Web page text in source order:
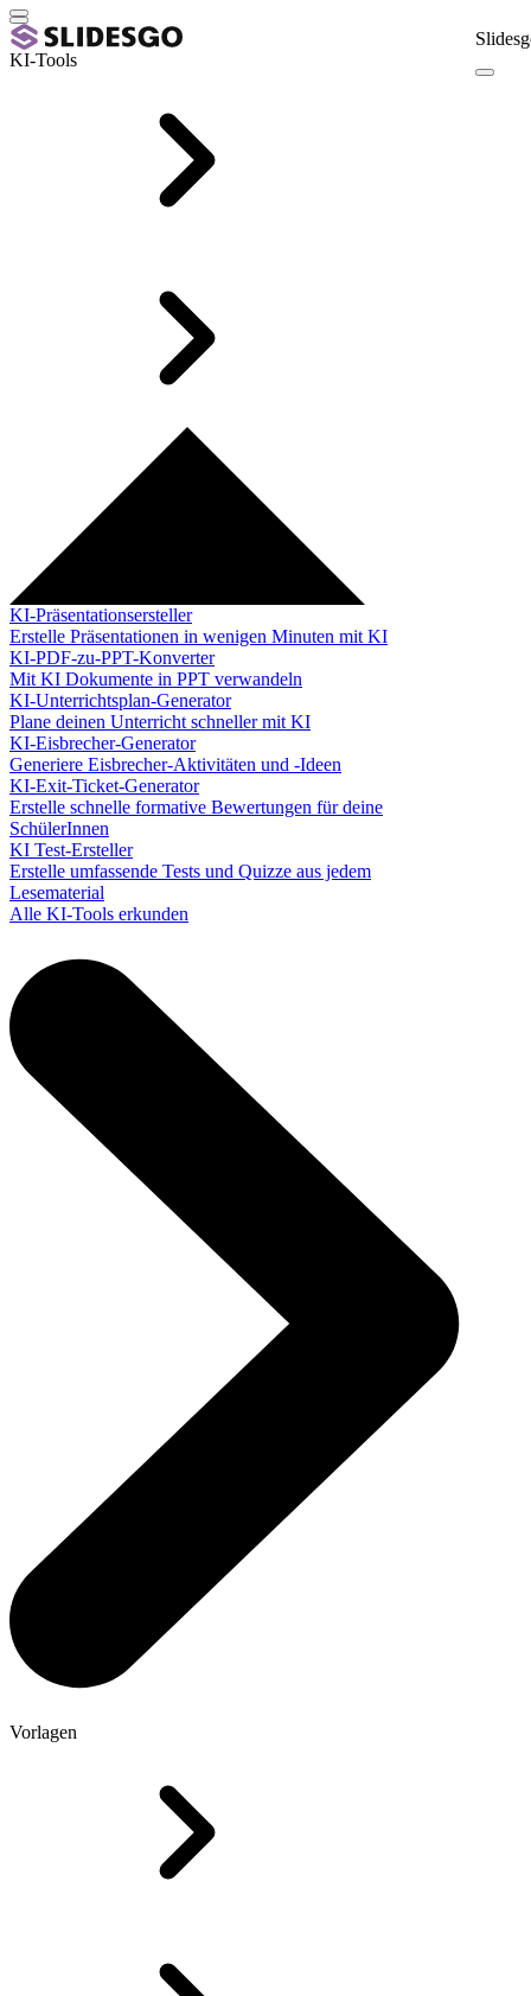
KI-Tools
KI-Präsentationsersteller
Erstelle Präsentationen in wenigen Minuten mit KI
KI-PDF-zu-PPT-Konverter
Mit KI Dokumente in PPT verwandeln
KI-Unterrichtsplan-Generator
Plane deinen Unterricht schneller mit KI
KI-Eisbrecher-Generator
Generiere Eisbrecher-Aktivitäten und -Ideen
KI-Exit-Ticket-Generator
Erstelle schnelle formative Bewertungen für deine
SchülerInnen
KI Test-Ersteller
Erstelle umfassende Tests und Quizze aus jedem
Lesematerial
Alle KI-Tools erkunden
Vorlagen